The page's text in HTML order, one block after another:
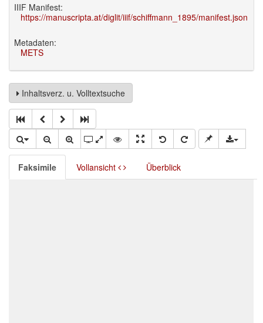
IIIF Manifest:
https://manuscripta.at/diglit/iiif/schiffmann_1895/manifest.json
Metadaten:
METS
Inhaltsverz. u. Volltextsuche
Faksimile Vollansicht Überblick